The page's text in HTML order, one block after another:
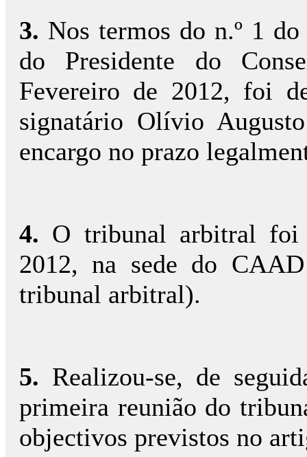
3. Nos termos do n.º 1
do Presidente do
Fevereiro de 2012, foi
signatário Olívio
encargo no prazo
4. O tribunal arbitral
2012, na sede do
tribunal arbitral).
5. Realizou-se, de
primeira reunião do
objectivos previstos no